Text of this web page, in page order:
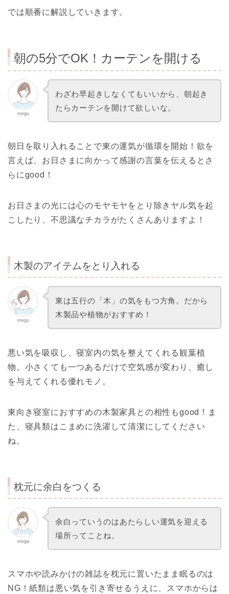
では順番に解説していきます。
朝の5分でOK！カーテンを開ける
megu
わざわ早起きしなくてもいいから、朝起き
たらカーテンを開けて欲しいな。
朝日を取り入れることで東の運気が循環を開始！欲を
言えば、お日さまに向かって感謝の言葉を伝えるとさ
らにgood！
お日さまの光には心のモヤモヤをとり除きヤル気を起
こしたり、不思議なチカラがたくさんありますよ！
木製のアイテムをとり入れる
megu
東は五行の「木」の気をもつ方角。だから
木製品や植物がおすすめ！
悪い気を吸収し、寝室内の気を整えてくれる観葉植
物。小さくても一つあるだけで空気感が変わり、癒し
を与えてくれる優れモノ。
東向き寝室におすすめの木製家具との相性もgood！ま
た、寝具類はこまめに洗濯して清潔にしてください
ね。
枕元に余白をつくる
mega
余白っていうのはあたらしい運気を迎える
場所ってことね。
スマホや読みかけの雑誌を枕元に置いたまま眠るのは
NG！紙類は悪い気を引き寄せるうえに、スマホからは